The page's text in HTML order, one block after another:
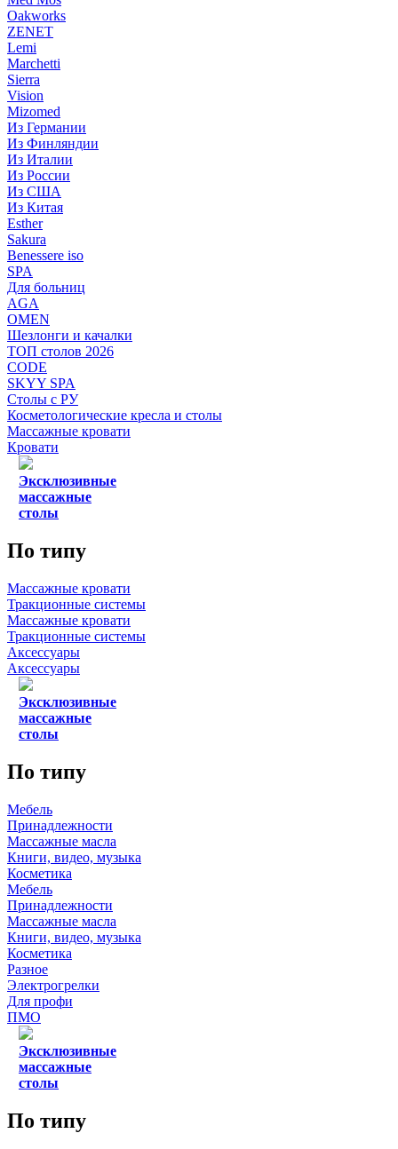
Oakworks
ZENET
Lemi
Marchetti
Sierra
Vision
Mizomed
Из Германии
Из Финляндии
Из Италии
Из России
Из США
Из Китая
Esther
Sakura
Benessere iso
SPA
Для больниц
AGA
OMEN
Шезлонги и качалки
ТОП столов 2026
CODE
SKYY SPA
Столы с РУ
Косметологические кресла и столы
Массажные кровати
Кровати
Эксклюзивные
массажные
столы
По типу
Массажные кровати
Тракционные системы
Массажные кровати
Тракционные системы
Аксессуары
Аксессуары
Эксклюзивные
массажные
столы
По типу
Мебель
Принадлежности
Массажные масла
Книги, видео, музыка
Косметика
Мебель
Принадлежности
Массажные масла
Книги, видео, музыка
Косметика
Разное
Электрогрелки
Для профи
ПМО
Эксклюзивные
массажные
столы
По типу